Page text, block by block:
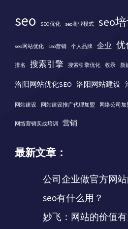
seo SEO优化 seo商业模式 seo
seo网站优化 seo营销 个人品牌 企业 优
排名 搜索引擎 搜索引擎优化 收录 新
洛阳网站优化SEO 洛阳网站建设
网站建设 网站建设推广代理加盟 网络公司加
网络营销实战培训 营销
最新文章：
公司企业做官方网
seo有什么用？
妙飞：网站的价值